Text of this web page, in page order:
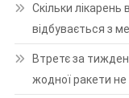
Скільки лікарень
відбувається з
Втретє за
жодної ракети